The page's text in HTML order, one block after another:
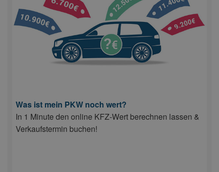
Was ist mein PKW noch wert?
In 1 Minute den online KFZ-Wert berechnen lassen &
Verkaufstermin buchen!